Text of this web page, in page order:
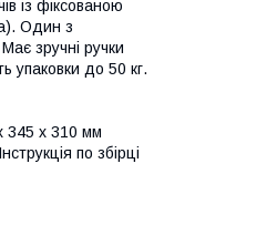
із фіксованою
Один з
зручні ручки
упаковки до 50 кг.
345 x 310 мм
по збірці